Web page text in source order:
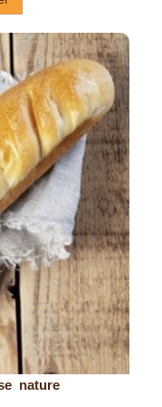
nature